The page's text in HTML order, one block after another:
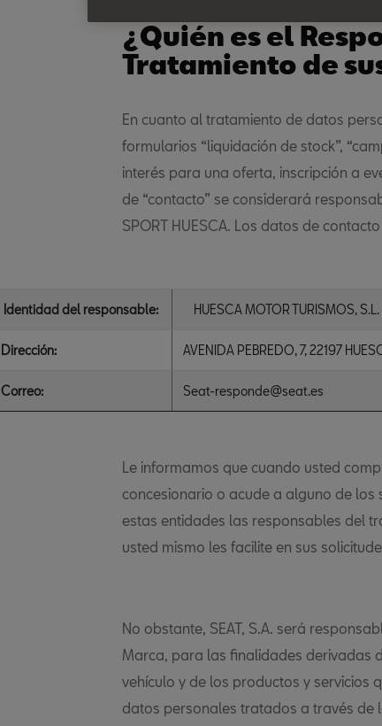
¿Quién es el
Tratamiento de
En cuanto al tratamiento de datos
formularios “liquidación de stock”,
interés para una oferta, inscripción a
de “contacto” se considerará
SPORT HUESCA. Los datos de
Identidad del responsable: HUESCA MOTOR TURISMOS,
Dirección: AVENIDA PEBREDO, 7, 22197
Correo: Seat-responde@seat.es
Le informamos que cuando usted
concesionario o acude a alguno de
estas entidades las responsables del
usted mismo les facilite en sus
No obstante, SEAT, S.A. será
Marca, para las finalidades derivadas
vehículo y de los productos y servicios
datos personales tratados a través de